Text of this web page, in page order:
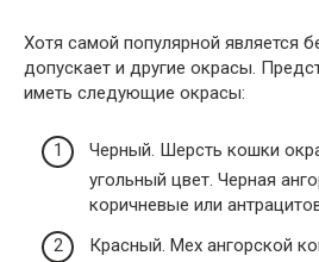
Хотя самой популярной является
допускает и другие окрасы.
иметь следующие окрасы:
Черный. Шерсть кошки
угольный цвет. Черная
коричневые или
Красный. Мех ангорской